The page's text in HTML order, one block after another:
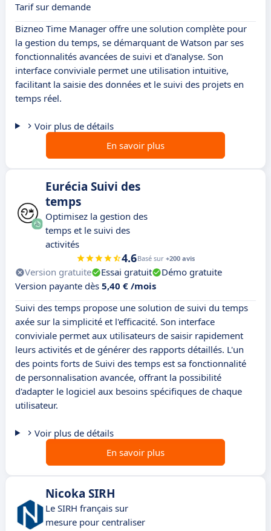
Tarif sur demande
Bizneo Time Manager offre une solution complète pour
la gestion du temps, se démarquant de Watson par ses
fonctionnalités avancées de suivi et d'analyse. Son
interface conviviale permet une utilisation intuitive,
facilitant la saisie des données et le suivi des projets en
temps réel.
Voir plus de détails
En savoir plus
Eurécia Suivi des
temps
Optimisez la gestion des
temps et le suivi des
activités
4.6Basé sur +200 avis
Version gratuite Essai gratuit
Démo gratuite
Version payante dès 5,40 € /mois
Suivi des temps propose une solution de suivi du temps
axée sur la simplicité et l'efficacité. Son interface
conviviale permet aux utilisateurs de saisir rapidement
leurs activités et de générer des rapports détaillés. L'un
des points forts de Suivi des temps est sa fonctionnalité
de personnalisation avancée, offrant la possibilité
d'adapter le logiciel aux besoins spécifiques de chaque
utilisateur.
Voir plus de détails
En savoir plus
Nicoka SIRH
Le SIRH français sur
mesure pour centraliser